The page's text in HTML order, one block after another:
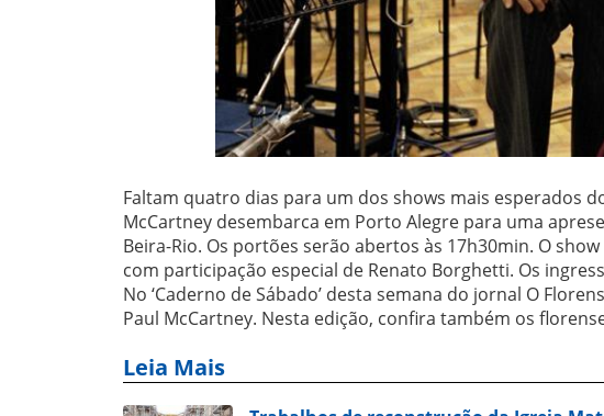
Faltam quatro dias para um dos shows mais esperados
McCartney desembarca em Porto Alegre para uma
Beira-Rio. Os portões serão abertos às 17h30min. O
com participação especial de Renato Borghetti. Os
No ‘Caderno de Sábado’ desta semana do jornal O
Paul McCartney. Nesta edição, confira também os
Leia Mais